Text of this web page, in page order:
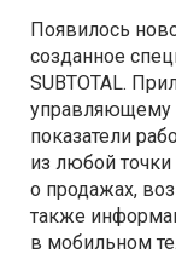
Появилось
созданное
SUBTOTAL.
управляющему
показатели
из любой точки
о продажах,
также
в мобильном